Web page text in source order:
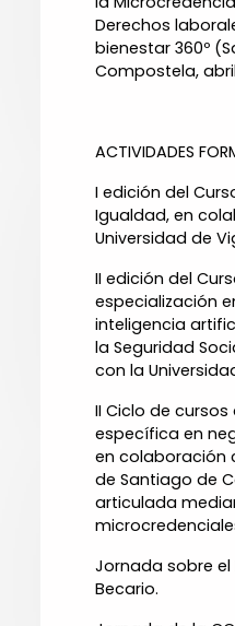
Derechos
bienestar 360º
Compostela,
ACTIVIDADES
I edición del
Igualdad, en
Universidad de
II edición del
especialización
inteligencia
la Seguridad
con la
II Ciclo de
específica en
en colaboración
de Santiago de
articulada
Jornada sobre
Becario.